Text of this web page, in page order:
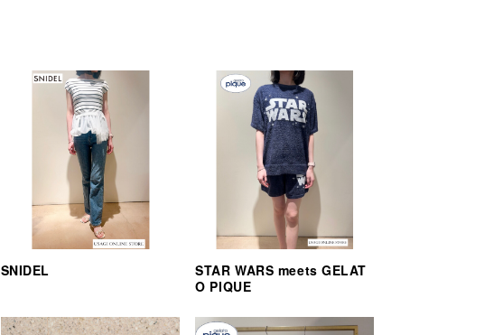
SNIDEL
STAR WARS meets GELAT
O PIQUE